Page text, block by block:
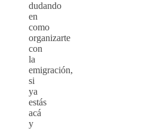
dudando
en
como
organizarte
con
la
emigración,
si
ya
estás
acá
y